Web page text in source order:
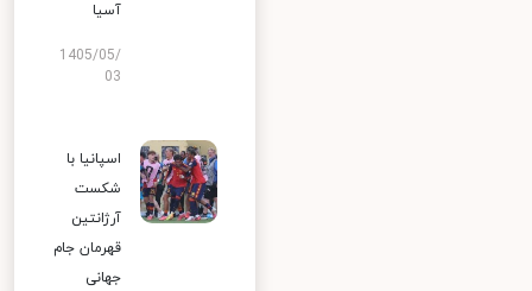
آسیا
1405/05/
03
اسپانیا با
شکست
آرژانتین
قهرمان جام
جهانی